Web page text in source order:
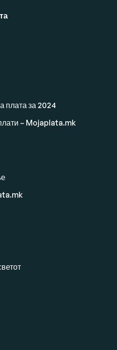
плата за 2024
– Mojaplata.mk